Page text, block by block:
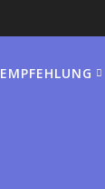
EMPFEHLUNG